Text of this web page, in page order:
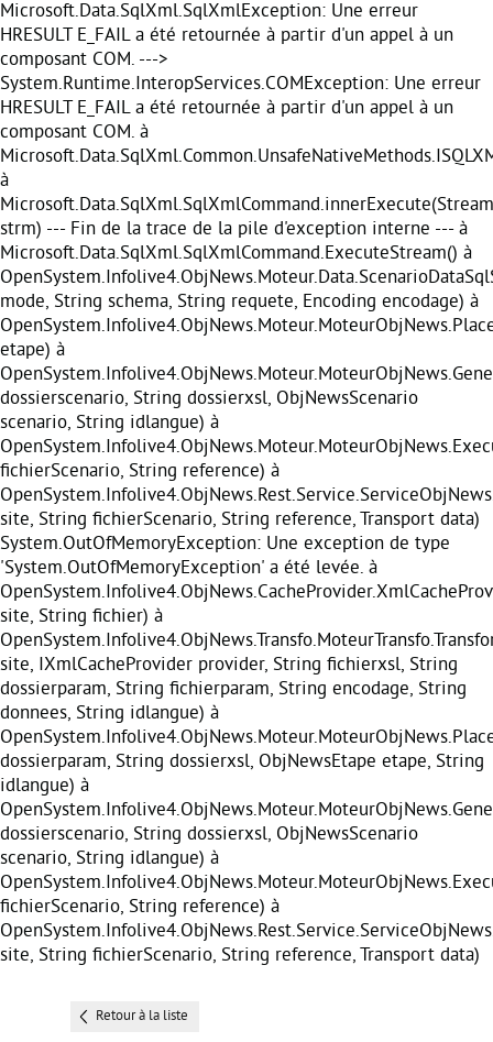
Microsoft.Data.SqlXml.SqlXmlException: Une erreur
HRESULT E_FAIL a été retournée à partir d'un appel à un
composant COM. --->
System.Runtime.InteropServices.COMException: Une erreur
HRESULT E_FAIL a été retournée à partir d'un appel à un
composant COM. à
à
Microsoft.Data.SqlXml.SqlXmlCommand.innerExecute(Stream
strm) --- Fin de la trace de la pile d'exception interne --- à
Microsoft.Data.SqlXml.SqlXmlCommand.ExecuteStream() à
mode, String schema, String requete, Encoding encodage) à
etape) à
dossierscenario, String dossierxsl, ObjNewsScenario
scenario, String idlangue) à
fichierScenario, String reference) à
site, String fichierScenario, String reference, Transport data)
System.OutOfMemoryException: Une exception de type
'System.OutOfMemoryException' a été levée. à
site, String fichier) à
site, IXmlCacheProvider provider, String fichierxsl, String
dossierparam, String fichierparam, String encodage, String
donnees, String idlangue) à
dossierparam, String dossierxsl, ObjNewsEtape etape, String
idlangue) à
dossierscenario, String dossierxsl, ObjNewsScenario
scenario, String idlangue) à
fichierScenario, String reference) à
site, String fichierScenario, String reference, Transport data)
Retour à la liste